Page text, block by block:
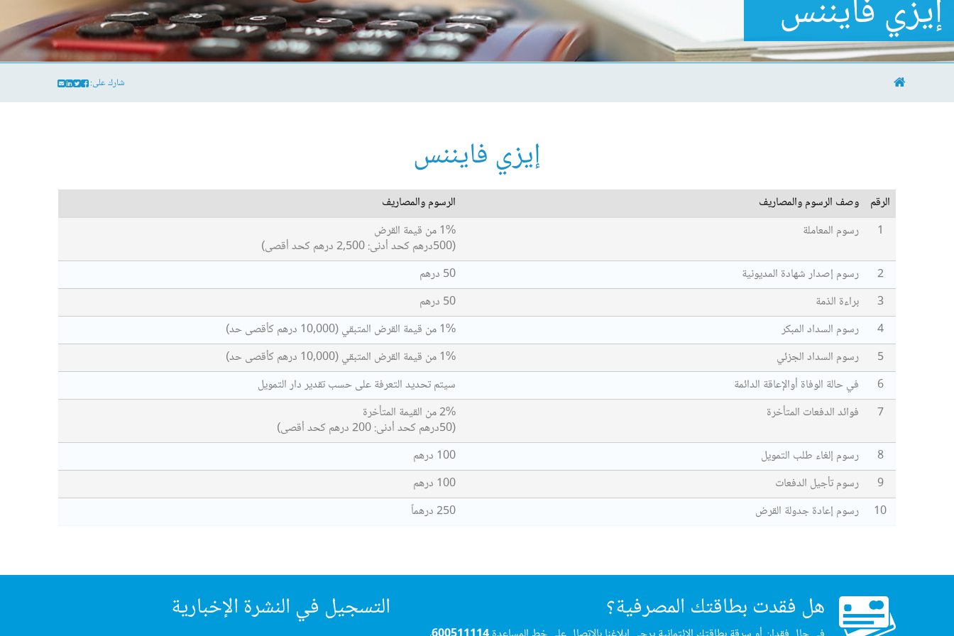
إيزي فايننس
شارك على:
إيزي فايننس
الرقم وصف الرسوم والمصاريف
الرسوم والمصاريف
1
رسوم المعاملة
1% من قيمة القرض
(500درهم كحد أدنى: 2,500 درهم كحد أقصى)
2
رسوم إصدار شهادة المديونية
50 درهم
3
براءة الذمة
50 درهم
4
رسوم السداد المبكر
1% من قيمة القرض المتبقي (10,000 درهم كأقصى حد)
5
رسوم السداد الجزئي
1% من قيمة القرض المتبقي (10,000 درهم كأقصى حد)
6
في حالة الوفاة أوالإعاقة الدائمة
سيتم تحديد التعرفة على حسب تقدير دار التمويل
7
فوائد الدفعات المتأخرة
2% من القيمة المتأخرة
(50درهم كحد أدنى: 200 درهم كحد أقصى)
8
رسوم إلغاء طلب التمويل
100 درهم
9
رسوم تأجيل الدفعات
100 درهم
10
رسوم إعادة جدولة القرض 250 درهماً
هل فقدت بطاقتك المصرفية؟ التسجيل في النشرة الإخبارية